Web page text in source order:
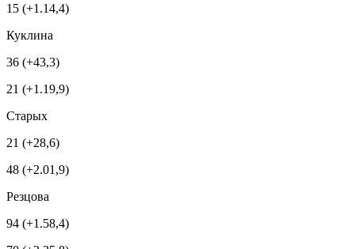
15 (+1.14,4)
Куклина
36 (+43,3)
21 (+1.19,9)
Старых
21 (+28,6)
48 (+2.01,9)
Резцова
94 (+1.58,4)